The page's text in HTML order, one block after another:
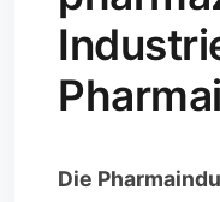
Die